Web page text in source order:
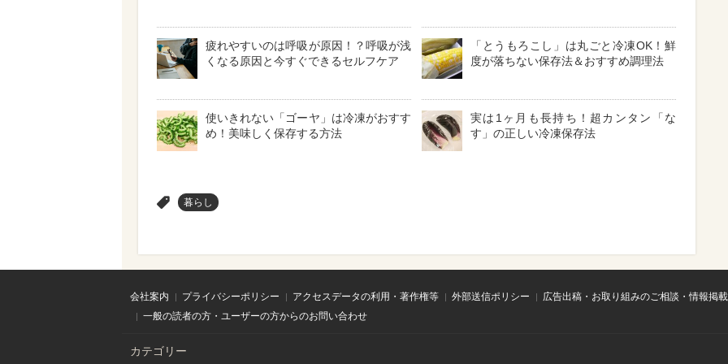
疲れやすいのは呼吸が原因！？呼吸が浅
くなる原因と今すぐできるセルフケア
「とうもろこし」は丸ごと冷凍OK！鮮
度が落ちない保存法＆おすすめ調理法
使いきれない「ゴーヤ」は冷凍がおすす
め！美味しく保存する方法
実は1ヶ月も長持ち！超カンタン「な
す」の正しい冷凍保存法
暮らし
会社案内 プライバシーポリシー アクセスデータの利用・著作権等 外部送信ポリシー
広告出稿・お取り組みのご相談・情報掲
一般の読者の方・ユーザーの方からのお問い合わせ
カテゴリー